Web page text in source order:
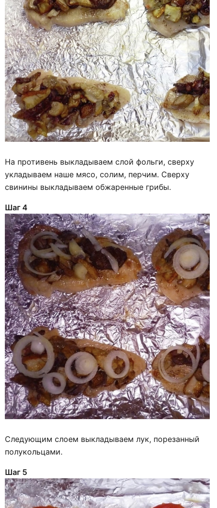
На противень выкладываем слой фольги, сверху
укладываем наше мясо, солим, перчим. Сверху
свинины выкладываем обжаренные грибы.
Шаг 4
Следующим слоем выкладываем лук, порезанный
полукольцами.
Шаг 5